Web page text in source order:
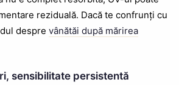
reziduală. Dacă te confrunți cu
despre vânătăi după mărirea
sensibilitate persistentă